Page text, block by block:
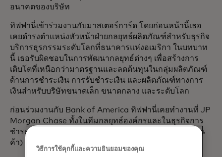
อนาคตของบริษัท
ทิฟฟานี่เข้าร่วมงานกับมาสเตอร์การ์ด โดยก่อนหน้านี้เธอ
เคยดำรงตำแหน่งหัวหน้าฝ่ายกลยุทธ์ผลิตภัณฑ์สำหรับธุรกิจ
บริการธุรกรรมระดับโลกที่ธนาคารแห่งอเมริกา ในบทบาท
นี้ เธอรับผิดชอบในการพัฒนากลยุทธ์ต่างๆ เพื่อสร้างการ
เติบโตที่เหนือกว่ามาตรฐานและลดต้นทุนในกลุ่มผลิตภัณฑ์
ด้านการชำระเงิน การรับชำระเงิน และผลิตภัณฑ์ทางการ
เงินสำหรับบริษัทขนาดเล็ก ขนาดกลาง และระดับโลก
ก่อนร่วมงานกับ Bank of America ทิฟฟานี่เคยทำงานที่ JP
Morgan Chase ทั้งในทีมกลยุทธ์องค์กรและในธุรกิจการ
ชำระเงิน (การบริหารจัดการเงินสดและบริการสำหรับร้าน
ค้า)
วิธีการใช้คุกกี้และความยินยอมของคุณ